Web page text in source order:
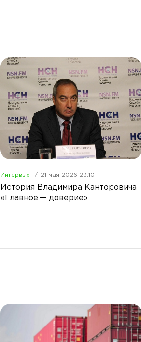
Интервью 21 мая 2026 23:10
История Владимира Канторовича
«Главное — доверие»